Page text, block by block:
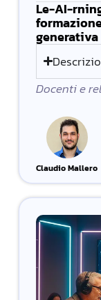
Le-AI-
generativa
Docenti e
Claudio Mallero